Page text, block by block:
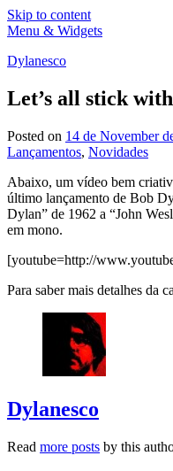
Skip to content
Menu & Widgets
Dylanesco
Let’s all stick
Posted on 14 de November
Lançamentos, Novidades
Abaixo, um vídeo bem
último lançamento de Bob
Dylan” de 1962 a “John
em mono.
[youtube=http://
Para saber mais detalhes da
Dylanesco
Read more posts by this